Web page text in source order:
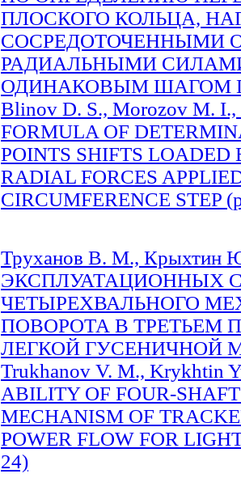
ПЛОСКОГО КОЛЬЦА,
СОСРЕДОТОЧЕННЫМИ
РАДИАЛЬНЫМИ
ОДИНАКОВЫМ ШАГОМ
Blinov D. S., Morozov M. I.,
FORMULA OF
POINTS SHIFTS LOADED
RADIAL FORCES
CIRCUMFERENCE STEP
Труханов В. М.,
ЭКСПЛУАТАЦИОННЫХ
ЧЕТЫРЕХВАЛЬНОГО
ПОВОРОТА В ТРЕТЬЕМ
ЛЕГКОЙ ГУСЕНИЧНОЙ
Trukhanov V. M., Krykhtin
ABILITY OF FOUR-
MECHANISM OF
POWER FLOW FOR
24)